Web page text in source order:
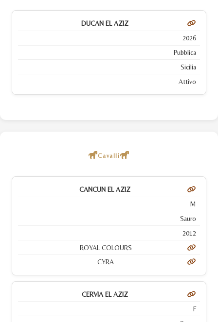
DUCAN EL AZIZ
2026
Pubblica
Sicilia
Attivo
Cavalli
CANCUN EL AZIZ
M
Sauro
2012
ROYAL COLOURS
CYRA
CERVIA EL AZIZ
F